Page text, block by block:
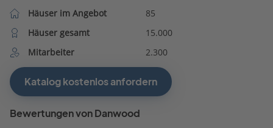
Häuser im Angebot
85
Häuser gesamt
15.000
Mitarbeiter
2.300
Katalog kostenlos anfordern
Bewertungen von Danwood